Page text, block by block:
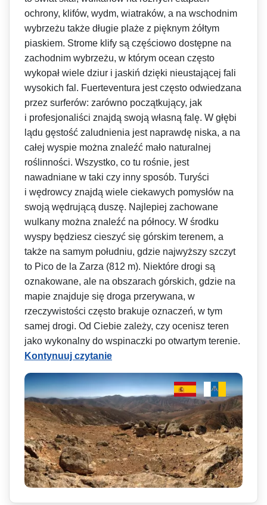
ochrony, klifów, wydm, wiatraków, a na wschodnim
wybrzeżu także długie plaże z pięknym żółtym
piaskiem. Strome klify są częściowo dostępne na
zachodnim wybrzeżu, w którym ocean często
wykopał wiele dziur i jaskiń dzięki nieustającej fali
wysokich fal. Fuerteventura jest często odwiedzana
przez surferów: zarówno początkujący, jak
i profesjonaliści znajdą swoją własną falę. W głębi
lądu gęstość zaludnienia jest naprawdę niska, a na
całej wyspie można znaleźć mało naturalnej
roślinności. Wszystko, co tu rośnie, jest
nawadniane w taki czy inny sposób. Turyści
i wędrowcy znajdą wiele ciekawych pomysłów na
swoją wędrującą duszę. Najlepiej zachowane
wulkany można znaleźć na północy. W środku
wyspy będziesz cieszyć się górskim terenem, a
także na samym południu, gdzie najwyższy szczyt
to Pico de la Zarza (812 m). Niektóre drogi są
oznakowane, ale na obszarach górskich, gdzie na
mapie znajduje się droga przerywana, w
rzeczywistości często brakuje oznaczeń, w tym
samej drogi. Od Ciebie zależy, czy ocenisz teren
jako wykonalny do wspinaczki po otwartym terenie.
Kontynuuj czytanie